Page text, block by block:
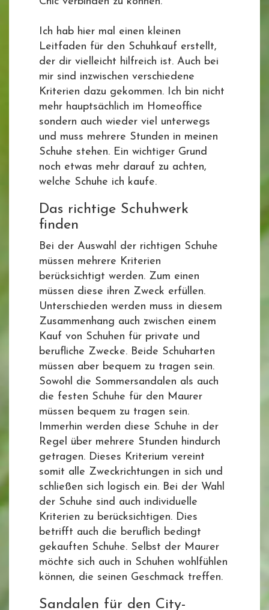
Ich hab hier mal einen kleinen
Leitfaden für den Schuhkauf erstellt,
der dir vielleicht hilfreich ist. Auch bei
mir sind inzwischen verschiedene
Kriterien dazu gekommen. Ich bin nicht
mehr hauptsächlich im Homeoffice
sondern auch wieder viel unterwegs
und muss mehrere Stunden in meinen
Schuhe stehen. Ein wichtiger Grund
noch etwas mehr darauf zu achten,
welche Schuhe ich kaufe.
Das richtige Schuhwerk
finden
Bei der Auswahl der richtigen Schuhe
müssen mehrere Kriterien
berücksichtigt werden. Zum einen
müssen diese ihren Zweck erfüllen.
Unterschieden werden muss in diesem
Zusammenhang auch zwischen einem
Kauf von Schuhen für private und
berufliche Zwecke. Beide Schuharten
müssen aber bequem zu tragen sein.
Sowohl die Sommersandalen als auch
die festen Schuhe für den Maurer
müssen bequem zu tragen sein.
Immerhin werden diese Schuhe in der
Regel über mehrere Stunden hindurch
getragen. Dieses Kriterium vereint
somit alle Zweckrichtungen in sich und
schließen sich logisch ein. Bei der Wahl
der Schuhe sind auch individuelle
Kriterien zu berücksichtigen. Dies
betrifft auch die beruflich bedingt
gekauften Schuhe. Selbst der Maurer
möchte sich auch in Schuhen wohlfühlen
können, die seinen Geschmack treffen.
Sandalen für den City-